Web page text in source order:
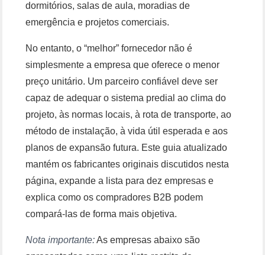
dormitórios, salas de aula, moradias de
emergência e projetos comerciais.
No entanto, o “melhor” fornecedor não é
simplesmente a empresa que oferece o menor
preço unitário. Um parceiro confiável deve ser
capaz de adequar o sistema predial ao clima do
projeto, às normas locais, à rota de transporte, ao
método de instalação, à vida útil esperada e aos
planos de expansão futura. Este guia atualizado
mantém os fabricantes originais discutidos nesta
página, expande a lista para dez empresas e
explica como os compradores B2B podem
compará-las de forma mais objetiva.
Nota importante:As empresas abaixo são